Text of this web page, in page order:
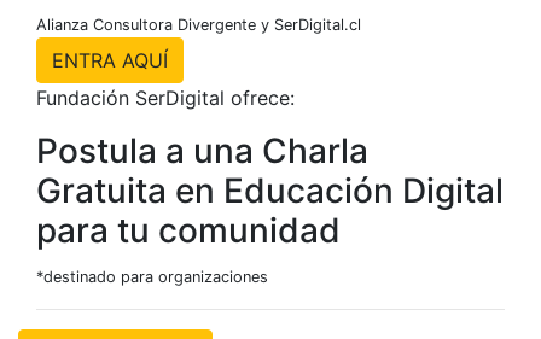
Alianza Consultora Divergente y SerDigital.cl
ENTRA AQUÍ
Fundación SerDigital ofrece:
Postula a una Charla
Gratuita en Educación Digital
para tu comunidad
*destinado para organizaciones